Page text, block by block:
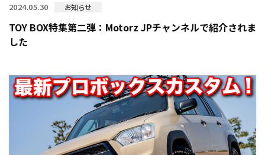
2024.05.30 お知らせ
TOY BOX特集第二弾：Motorz JPチャンネルで紹介されま
した